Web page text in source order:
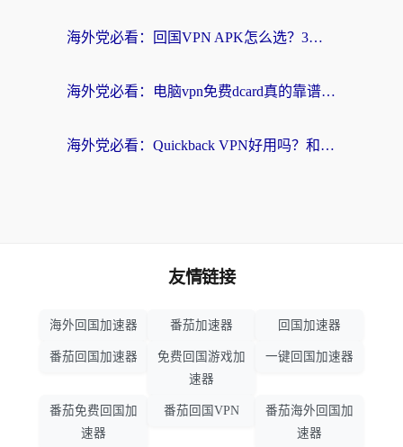
海外党必看：回国VPN APK怎么选？3步教你无缝刷国内剧玩国服
海外党必看：电脑vpn免费dcard真的靠谱吗？教你选对回国加速器无缝访问国内资源
海外党必看：Quickback VPN好用吗？和小黑牛VPN对比哪个回国效果更好？附真实体验+避坑指南
友情链接
海外回国加速器 番茄加速器 回国加速器
番茄回国加速器
免费回国游戏加
速器
一键回国加速器
番茄免费回国加
速器
番茄回国VPN
番茄海外回国加
速器